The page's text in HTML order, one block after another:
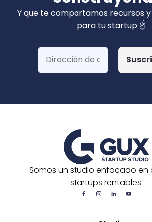
privados). Hemos ganado más
de Corfo y 3 Startups Chile,
postulaciones o convocatorias.
Y que te compartamos recursos
para tu startup ☝️
Somos un studio enfocado en
startups rentables.